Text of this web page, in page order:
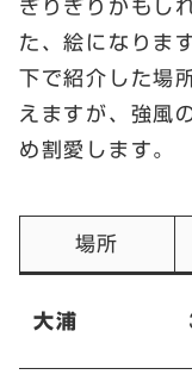
ぎりぎりかもし
た、絵になりま
下で紹介した場
えますが、強風
め割愛します。
場所
大浦